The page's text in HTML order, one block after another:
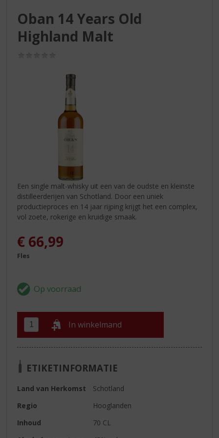
Oban 14 Years Old
Highland Malt
Een single malt-whisky uit een van de oudste en kleinste
distilleerderijen van Schotland. Door een uniek
productieproces en 14 jaar rijping krijgt het een complex,
vol zoete, rokerige en kruidige smaak.
€ 66,99
Fles
In winkelmand
ETIKETINFORMATIE
Land van Herkomst
Schotland
Regio
Hooglanden
Inhoud
70 CL